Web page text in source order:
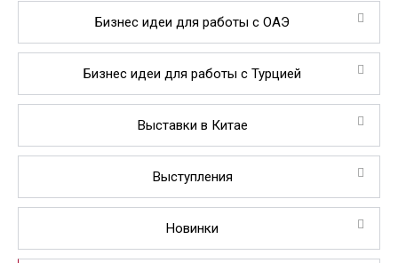
Бизнес идеи для работы с ОАЭ
Бизнес идеи для работы с Турцией
Выставки в Китае
Выступления
Новинки